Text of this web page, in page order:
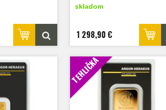
skladom
1 298,90 €
TEHLIČKA